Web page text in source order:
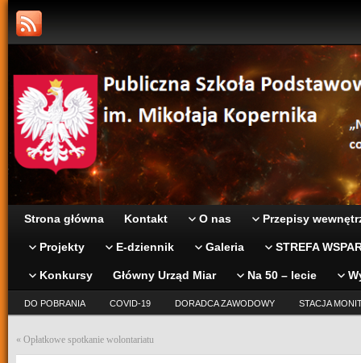
Strona główna Kontakt O nas Przepisy
Projekty E-dziennik Galeria STREFA
Konkursy Główny Urząd Miar Na 50 – lecie
DO POBRANIA COVID-19 DORADCA ZAWODOWY STACJA
« Opłatkowe spotkanie wolontariatu